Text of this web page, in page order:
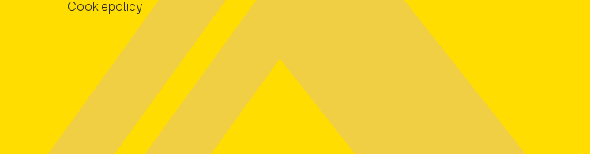
Cookiepolicy